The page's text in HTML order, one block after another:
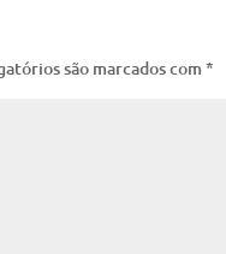
são marcados com *